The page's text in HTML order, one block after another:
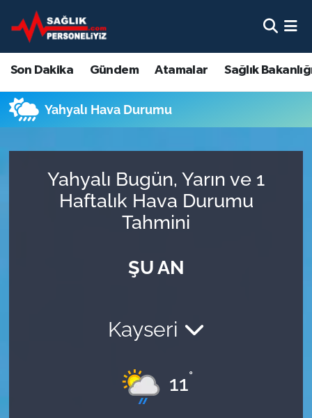
Son Dakika Gündem Atamalar Sağlık
Yahyalı Hava Durumu
Yahyalı Bugün, Yarın ve 1
Haftalık Hava Durumu
Tahmini
ŞU AN
Kayseri
11°
Son Dakika
Gündem
Atamalar
Mevzuat
Sağlık Personeli Alımı
Nöbetçi Eczaneler
Hava Durumu
Namaz Vakitleri
Süper Lig Puan Durumu ve Fikstür
Son Dakika Haberleri